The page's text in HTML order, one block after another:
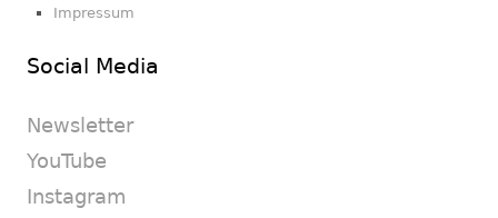
Impressum
Social Media
Newsletter
YouTube
Instagram